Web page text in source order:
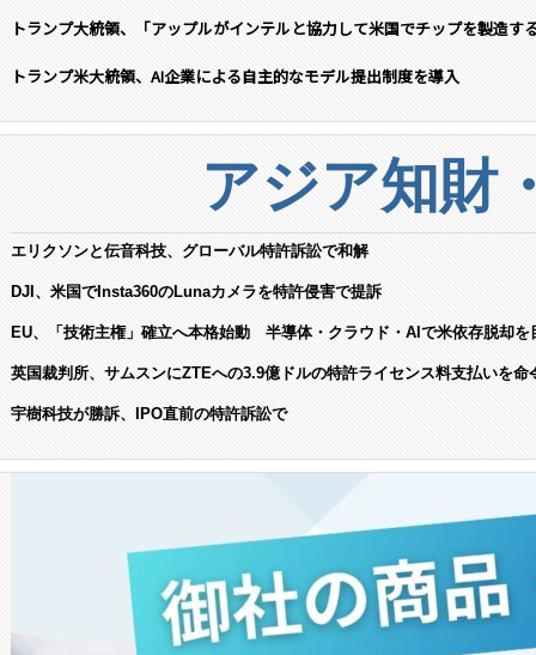
トランプ大統領、「アップルがインテルと協力して米国でチップを製造す
トランプ米大統領、AI企業による自主的なモデル提出制度を導入
アジア知財
エリクソンと伝音科技、グローバル特許訴訟で和解
DJI、米国でInsta360のLunaカメラを特許侵害で提訴
EU、「技術主権」確立へ本格始動 半導体・クラウド・AIで米依存脱却を
英国裁判所、サムスンにZTEへの3.9億ドルの特許ライセンス料支払いを命
宇樹科技が勝訴、IPO直前の特許訴訟で